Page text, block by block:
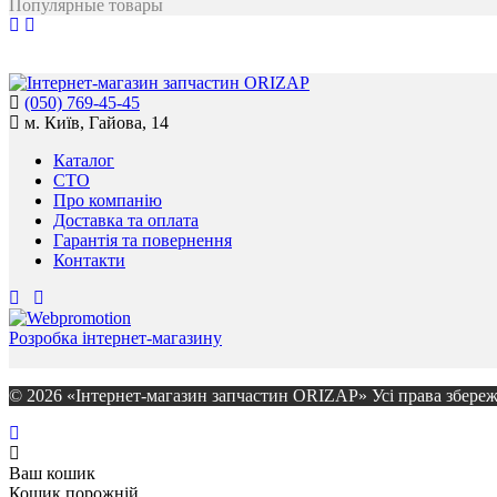
Популярные товары
(050) 769-45-45
м. Київ, Гайова, 14
Каталог
СТО
Про компанію
Доставка та оплата
Гарантія та повернення
Контакти
Розробка інтернет-магазину
© 2026 «Інтернет-магазин запчастин ORIZAP» Усі права
Ваш кошик
Кошик порожній